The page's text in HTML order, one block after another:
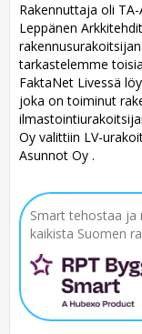
Rakennuttaja oli
Leppänen
tarkastelemme
FaktaNet Livessä
joka on toiminut
Oy valittiin LV-
Asunnot Oy .
Smart tehostaa ja
kaikista Suomen